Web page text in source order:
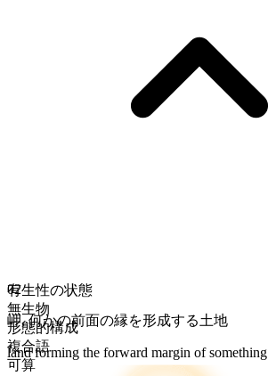
有生性の状態
無生物
形態的構成
複合語
可算
02
岬,何かの前面の縁を形成する土地
land forming the forward margin of something